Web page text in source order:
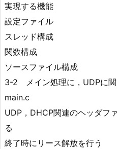
実現する機能
設定ファイル
スレッド構成
関数構成
ソースファイル構成
3-2 メイン処理に，UDPに
main.c
UDP，DHCP関連のヘッダフ
る
終了時にリース解放を行う